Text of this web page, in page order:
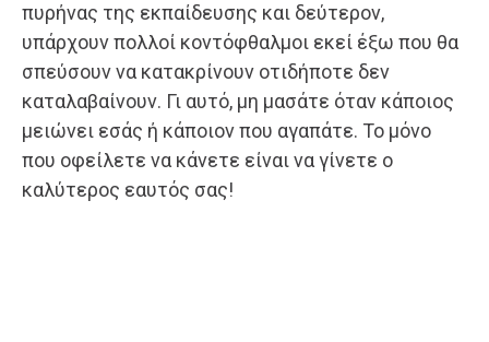
πυρήνας της εκπαίδευσης και δεύτερον,
υπάρχουν πολλοί κοντόφθαλμοι εκεί έξω που θα
σπεύσουν να κατακρίνουν οτιδήποτε δεν
καταλαβαίνουν. Γι αυτό, μη μασάτε όταν κάποιος
μειώνει εσάς ή κάποιον που αγαπάτε. Το μόνο
που οφείλετε να κάνετε είναι να γίνετε ο
καλύτερος εαυτός σας!